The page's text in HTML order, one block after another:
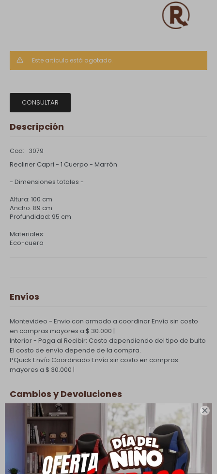

Este artículo está agotado.
CONSULTAR
Descripción
3079
Recliner Capri - 1 Cuerpo - Marrón
- Dimensiones totales -
Altura: 100 cm
Ancho: 89 cm
Profundidad: 95 cm
Materiales:
Eco-cuero
Envíos
Montevideo - Envio con armado a coordinarEnvío sin costo
en compras mayores a $ 30.000 |
Interior - Paga al Recibir: Costo dependiendo del tipo de bulto
El costo de envío depende de la compra.
PQuick Envío Coordinado Envío sin costo en compras
mayores a $ 30.000 |
Cambios y Devoluciones
Todas las compras realizadas tienen un plazo de 5 días para
su cambio.
Ver mas
Medios de pago